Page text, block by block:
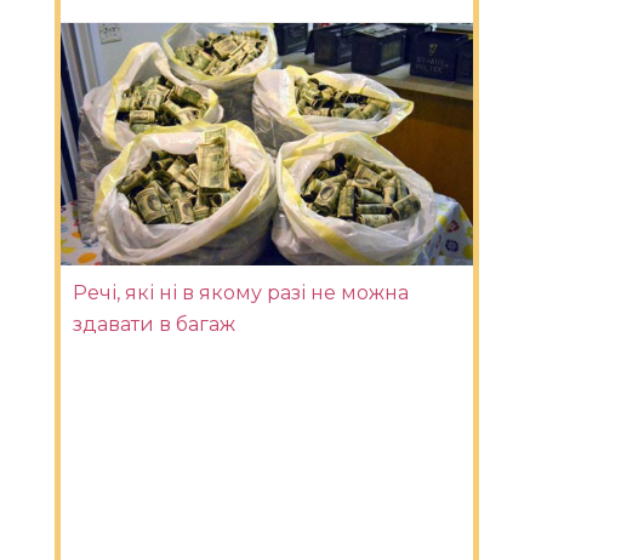
Речі, які ні в якому разі не можна
здавати в багаж